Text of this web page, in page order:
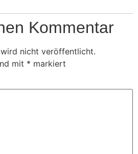
Kommentar
nicht veröffentlicht.
mit * markiert